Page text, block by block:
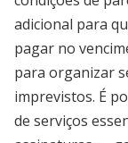
adicional para
pagar no
para organizar
imprevistos. É
de serviços